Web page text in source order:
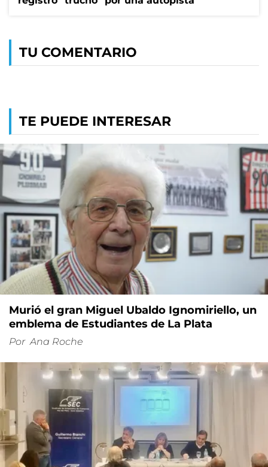
TU COMENTARIO
TE PUEDE INTERESAR
Murió el gran Miguel Ubaldo Ignomiriello, un
emblema de Estudiantes de La Plata
Por Ana Roche